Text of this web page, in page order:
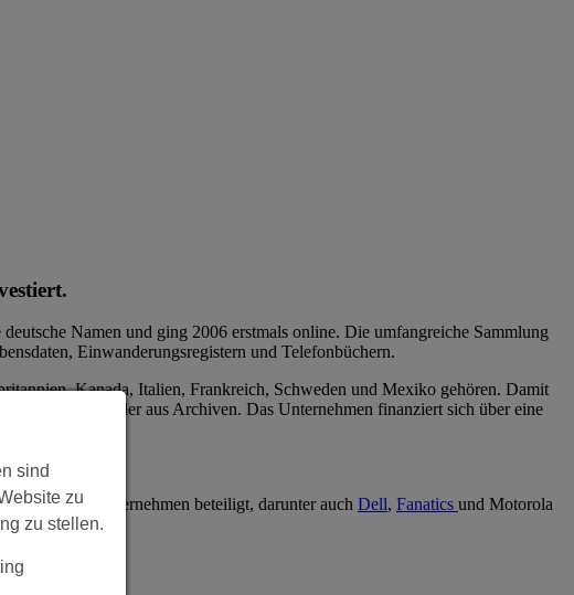
Namen und ging 2006 erstmals online. Die umfangreiche Sammlung
Einwanderungsregistern und Telefonbüchern.
Kanada, Italien, Frankreich, Schweden und Mexiko gehören. Damit
und Bilder aus Archiven. Das Unternehmen finanziert sich über eine
an 11 Unternehmen beteiligt, darunter auch Dell, Fanatics und Motorola
sind
zu
zu stellen.